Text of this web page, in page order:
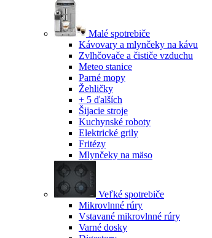
Malé spotrebiče
Kávovary a mlynčeky na kávu
Zvlhčovače a čističe vzduchu
Meteo stanice
Parné mopy
Žehličky
+ 5 ďalších
Šijacie stroje
Kuchynské roboty
Elektrické grily
Fritézy
Mlynčeky na mäso
Veľké spotrebiče
Mikrovlnné rúry
Vstavané mikrovlnné rúry
Varné dosky